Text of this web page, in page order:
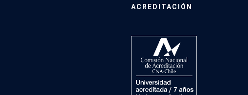
ACREDITACIÓN